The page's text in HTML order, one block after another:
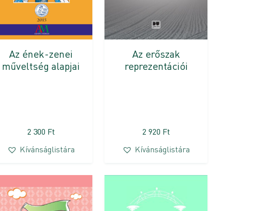
Az ének-zenei
műveltség alapjai
2 300 Ft
Kívánságlistára
Az erőszak
reprezentációi
2 920 Ft
Kívánságlistára